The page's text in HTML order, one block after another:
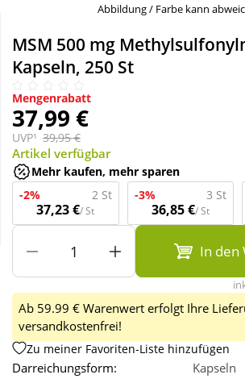
Natur & Homöopathie
Sanitätshaus
Sport & Fitness
Tierbedarf
Abbildung / Farbe kann
MSM 500 mg
Kapseln, 250 St
Mengenrabatt
37,99 €
UVP¹ 39,95 €
Artikel verfügbar
Mehr kaufen, mehr sparen
-2%
2 St
37,23 €/ St
-3% 3 St
36,85 €/ St
In den
Ab 59.99 € Warenwert erfolgt Ihre
versandkostenfrei!
Zu meiner Favoriten-Liste hinzufügen
Darreichungsform:
Kapseln